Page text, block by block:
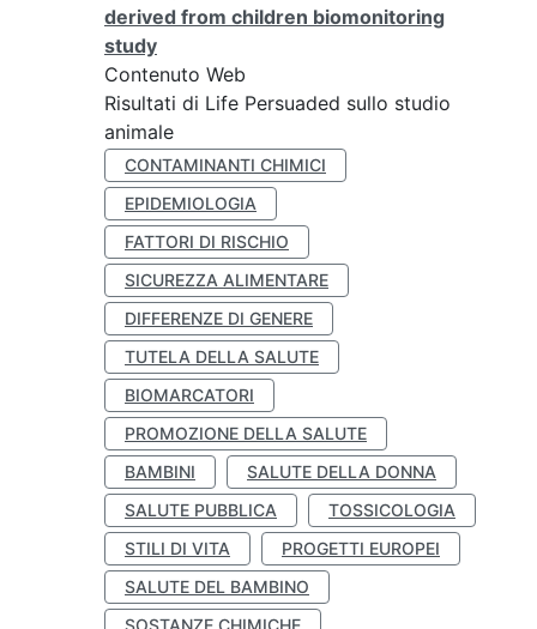
derived from children biomonitoring
study
Contenuto Web
Risultati di Life Persuaded sullo studio
animale
CONTAMINANTI CHIMICI
EPIDEMIOLOGIA
FATTORI DI RISCHIO
SICUREZZA ALIMENTARE
DIFFERENZE DI GENERE
TUTELA DELLA SALUTE
BIOMARCATORI
PROMOZIONE DELLA SALUTE
BAMBINI
SALUTE DELLA DONNA
SALUTE PUBBLICA
TOSSICOLOGIA
STILI DI VITA
PROGETTI EUROPEI
SALUTE DEL BAMBINO
SOSTANZE CHIMICHE